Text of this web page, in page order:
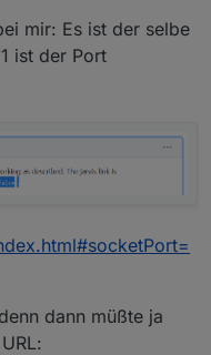
mir: Es ist der selbe
ist der Port
dann müßte ja